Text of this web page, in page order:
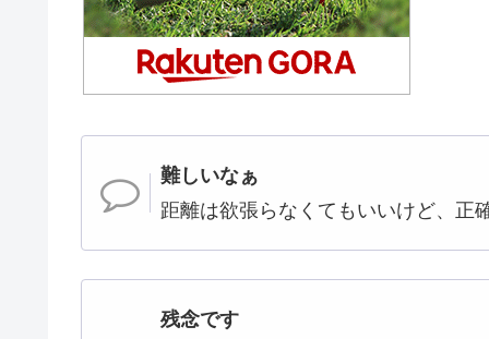
難しいなぁ
距離は欲張らなくてもいいけど、正
残念です